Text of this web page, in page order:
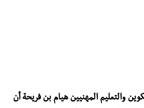
والتعليم المهنيين هيام بن فريحة أن